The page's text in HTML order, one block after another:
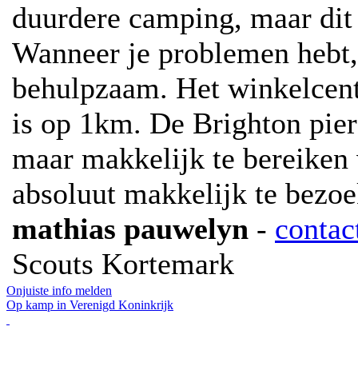
duurdere camping, maar
Wanneer je problemen
behulpzaam. Het
is op 1km. De Brighton
maar makkelijk te
absoluut makkelijk te
mathias pauwelyn -
Scouts Kortemark
Onjuiste info melden
Op kamp in Verenigd Koninkrijk